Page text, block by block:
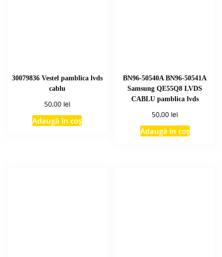
30079836 Vestel pamblica lvds
cablu
50,00 lei
Adaugă în coș
BN96-50540A BN96-50541A
Samsung QE55Q8 LVDS
CABLU pamblica lvds
50,00 lei
Adaugă în coș